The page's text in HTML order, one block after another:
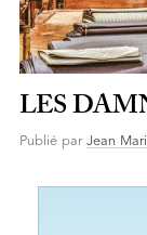
LES
Publié par Jean